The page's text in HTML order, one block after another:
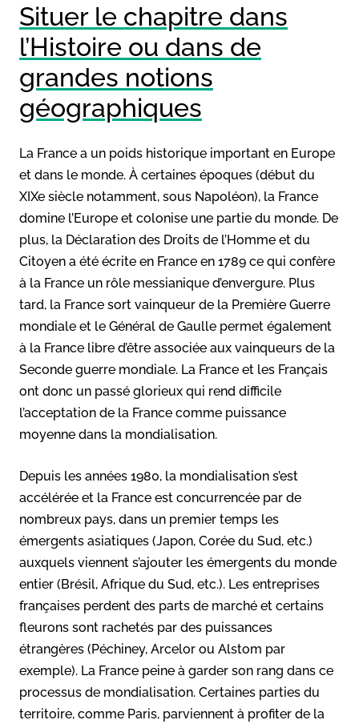
Situer le chapitre dans
l’Histoire ou dans de
grandes notions
géographiques
La France a un poids historique important en Europe
et dans le monde. À certaines époques (début du
XIXe siècle notamment, sous Napoléon), la France
domine l’Europe et colonise une partie du monde. De
plus, la Déclaration des Droits de l’Homme et du
Citoyen a été écrite en France en 1789 ce qui confère
à la France un rôle messianique d’envergure. Plus
tard, la France sort vainqueur de la Première Guerre
mondiale et le Général de Gaulle permet également
à la France libre d’être associée aux vainqueurs de la
Seconde guerre mondiale. La France et les Français
ont donc un passé glorieux qui rend difficile
l’acceptation de la France comme puissance
moyenne dans la mondialisation.
Depuis les années 1980, la mondialisation s’est
accélérée et la France est concurrencée par de
nombreux pays, dans un premier temps les
émergents asiatiques (Japon, Corée du Sud, etc.)
auxquels viennent s’ajouter les émergents du monde
entier (Brésil, Afrique du Sud, etc.). Les entreprises
françaises perdent des parts de marché et certains
fleurons sont rachetés par des puissances
étrangères (Péchiney, Arcelor ou Alstom par
exemple). La France peine à garder son rang dans ce
processus de mondialisation. Certaines parties du
territoire, comme Paris, parviennent à profiter de la